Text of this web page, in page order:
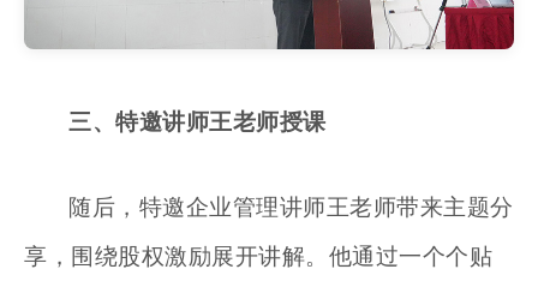
三、 特邀讲师王老师授课
随后，特邀企业管理讲师王老师带来主题分
享，围绕股权激励展开讲解。他通过一个个贴